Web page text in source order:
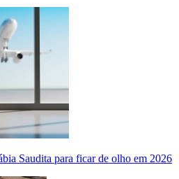
Saudita para ficar de olho em 2026